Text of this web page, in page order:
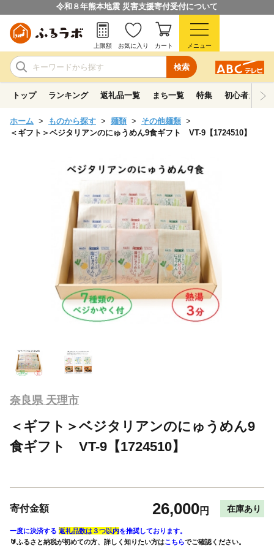
令和８年熊本地震 災害支援寄付受付について
検索
上限額 お気に入り カート メニュー
トップ ランキング 返礼品一覧 まち一覧 特集 初心者ガイド
ホーム ものから探す 麺類
その他麺類
＜ギフト＞ベジタリアンのにゅうめん9食ギフト VT-9【1724510】
奈良県 天理市
＜ギフト＞ベジタリアンのにゅうめん9
食ギフト VT-9【1724510】
寄付金額 26,000円 在庫あり
一度に決済する 返礼品数は３つ以内を推奨しております。
🔰ふるさと納税が初めての方、詳しく知りたい方はこちらでご確認ください。